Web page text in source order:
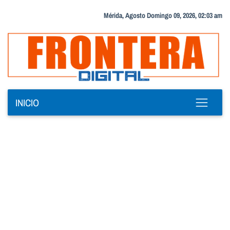
Mérida, Agosto Domingo 09, 2026, 02:03 am
INICIO